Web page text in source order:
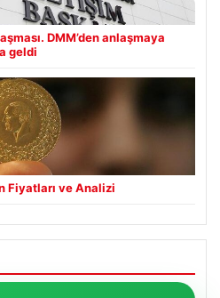
DMM’den anlaşmaya
geldi
Fiyatları ve Analizi